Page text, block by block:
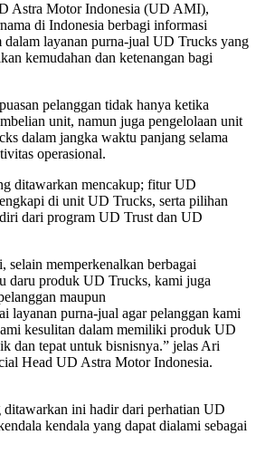
Astra Motor Indonesia (UD AMI),
di Indonesia berbagi informasi
dalam layanan purna-jual UD Trucks yang
kemudahan dan ketenangan bagi
pelanggan tidak hanya ketika
unit, namun juga pengelolaan unit
dalam jangka waktu panjang selama
operasional.
ditawarkan mencakup; fitur UD
di unit UD Trucks, serta pilihan
dari program UD Trust dan UD
memperkenalkan berbagai
daru produk UD Trucks, kami juga
maupun
layanan purna-jual agar pelanggan kami
kesulitan dalam memiliki produk UD
dan tepat untuk bisnisnya.” jelas Ari
Head UD Astra Motor Indonesia.
ini hadir dari perhatian UD
kendala yang dapat dialami sebagai